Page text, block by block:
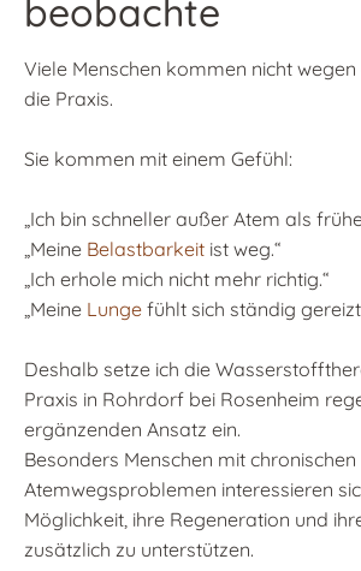
beobachte
Viele Menschen kommen nicht
die Praxis.
Sie kommen mit einem Gefühl:
„Ich bin schneller außer Atem als
„Meine Belastbarkeit ist weg.“
„Ich erhole mich nicht mehr richtig.“
„Meine Lunge fühlt sich ständig gereizt
Deshalb setze ich die
Praxis in Rohrdorf bei Rosenheim
ergänzenden Ansatz ein.
Besonders Menschen mit chronischen
Atemwegsproblemen interessieren
Möglichkeit, ihre Regeneration und
zusätzlich zu unterstützen.